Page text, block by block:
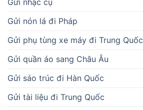
Gửi nhạc cụ
Gửi nón lá đi Pháp
Gửi phụ tùng xe máy đi Trung Quốc
Gửi quần áo sang Châu Âu
Gửi sáo trúc đi Hàn Quốc
Gửi tài liệu đi Trung Quốc